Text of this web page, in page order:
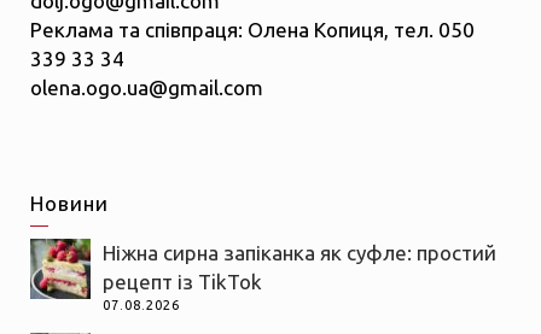
Реклама та співпраця: Олена Копиця, тел. 050
339 33 34
olena.ogo.ua@gmail.com
Новини
Ніжна сирна запіканка як суфле: простий
рецепт із TikTok
07.08.2026